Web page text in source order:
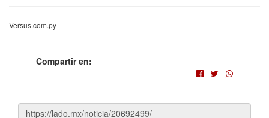
Versus.com.py
Compartir en: